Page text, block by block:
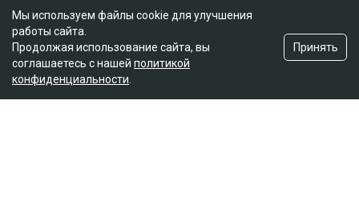
Реклама на сайте
Контакты
Редакционная политика
Мы используем файлы cookie для улучшения
работы сайта.
Продолжая использование сайта, вы
соглашаетесь с нашей политикой
конфиденциальности
Принять